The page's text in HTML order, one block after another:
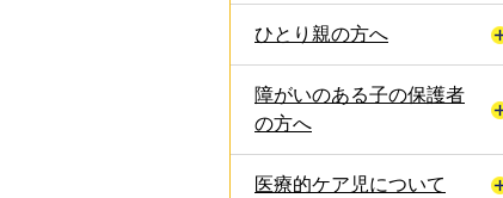
ひとり親の方へ
障がいのある子の保護者
の方へ
医療的ケア児について